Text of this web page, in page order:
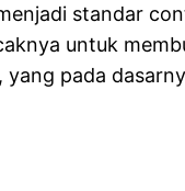
standar
untuk
pada